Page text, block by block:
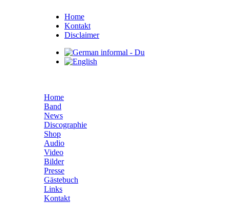
Home
Kontakt
Disclaimer
Home
Band
News
Discographie
Shop
Audio
Video
Bilder
Presse
Gästebuch
Links
Kontakt